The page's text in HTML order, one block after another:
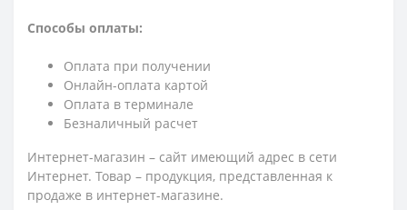
Способы оплаты:
Оплата при получении
Онлайн-оплата картой
Оплата в терминале
Безналичный расчет
Интернет-магазин – сайт имеющий адрес в сети
Интернет. Товар – продукция, представленная к
продаже в интернет-магазине.